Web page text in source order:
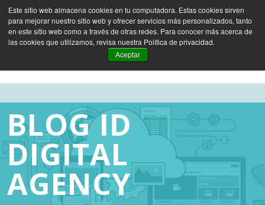
Este sitio web almacena cookies en tu computadora. Estas cookies sirven
para mejorar nuestro sitio web y ofrecer servicios más personalizados, tanto
en este sitio web como a través de otras redes. Para conocer más acerca de
las cookies que utilizamos, revisa nuestra Política de privacidad.
Aceptar
ES EN FR
BLOG ID
DIGITAL
AGENCY